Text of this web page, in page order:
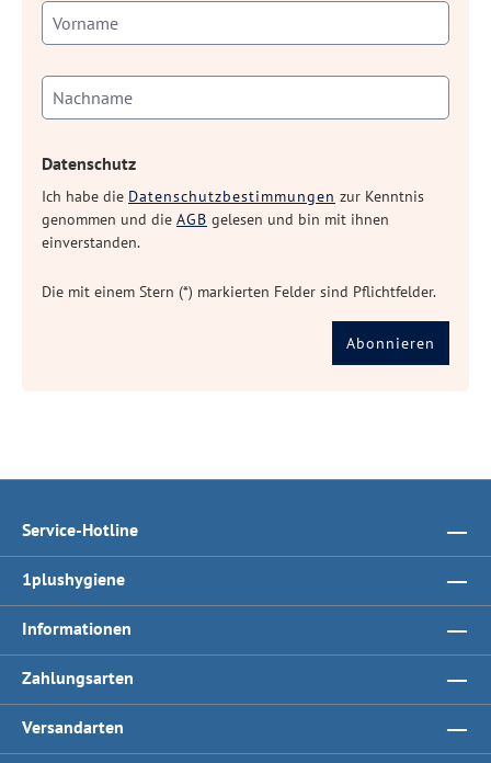
Datenschutz
Ich habe die Datenschutzbestimmungen zur Kenntnis
genommen und die AGB gelesen und bin mit ihnen
einverstanden.
Die mit einem Stern (*) markierten Felder sind Pflichtfelder.
Abonnieren
Service-Hotline
1plushygiene
Informationen
Zahlungsarten
Versandarten